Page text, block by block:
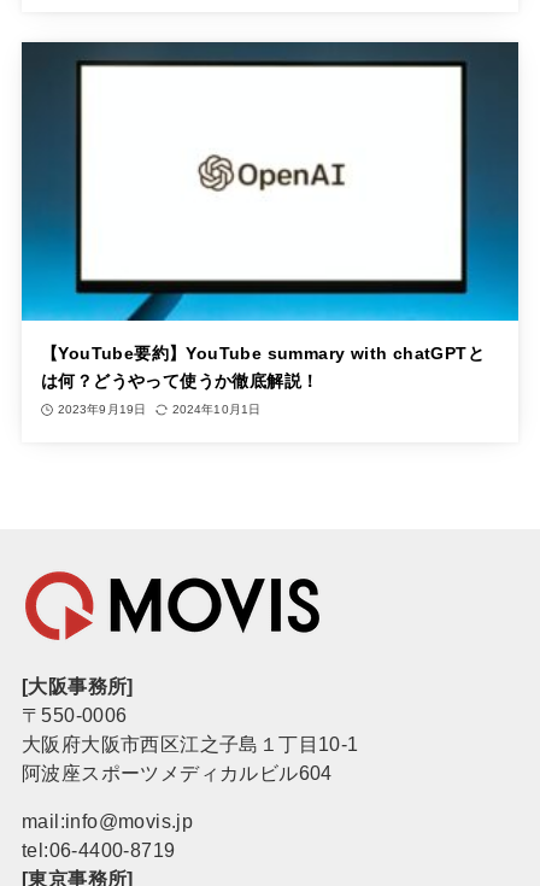
【YouTube要約】YouTube summary with chatGPTと
は何？どうやって使うか徹底解説！
2023年9月19日 2024年10月1日
[大阪事務所]
〒550-0006
大阪府大阪市西区江之子島１丁目10-1
阿波座スポーツメディカルビル604
mail:info@movis.jp
tel:06-4400-8719
[東京事務所]